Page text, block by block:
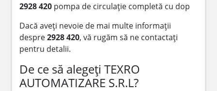
2928 420 pompa de circulație completă cu dop
Dacă aveți nevoie de mai multe informații
despre2928 420, vă rugăm să ne contactați
pentru detalii.
De ce să alegeți TEXRO
AUTOMATIZARE S.R.L?